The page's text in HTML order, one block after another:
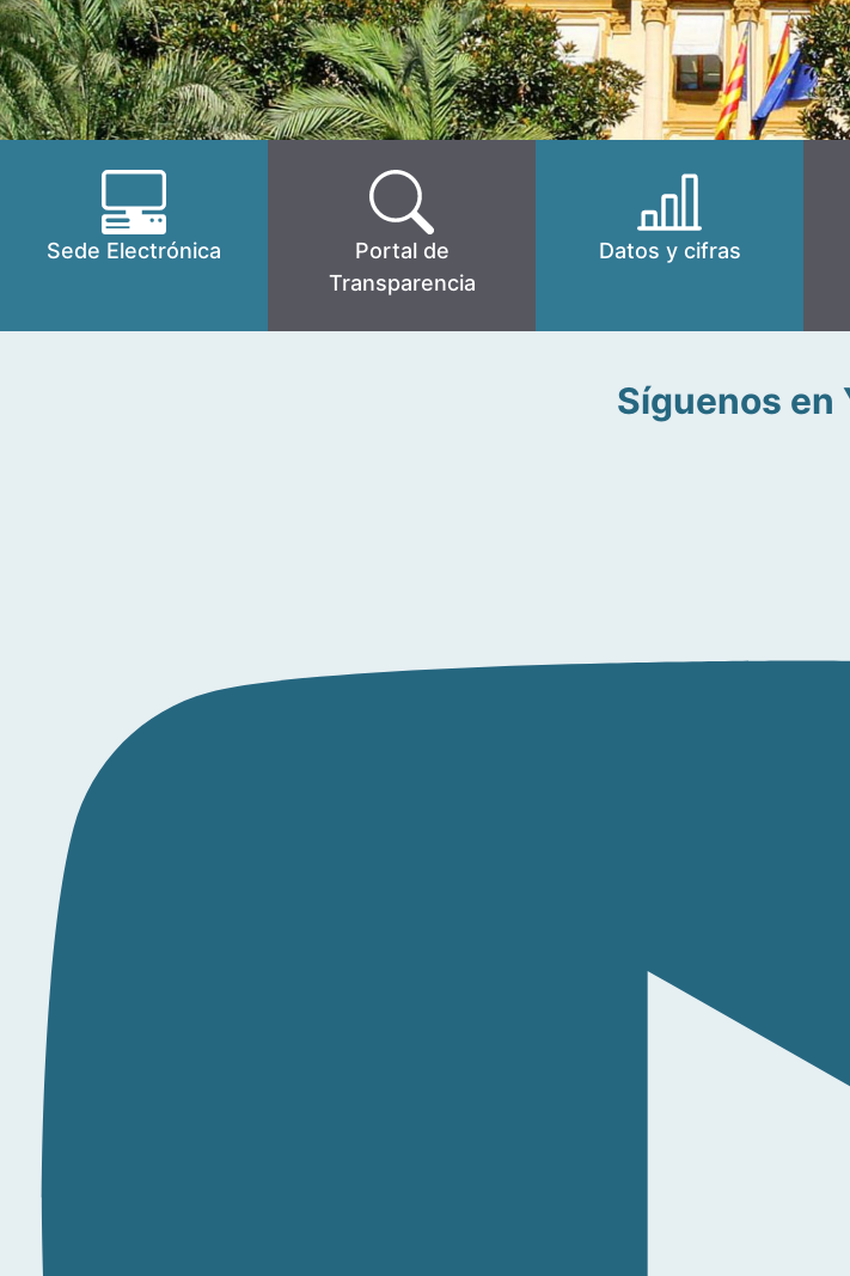
Sede Electrónica
Portal de
Transparencia
Datos y cifras
Síguenos en